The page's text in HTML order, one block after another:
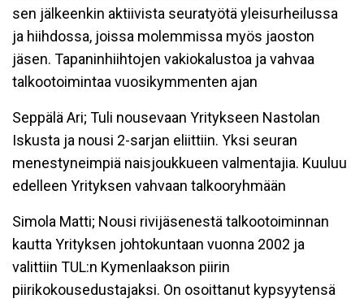
sen jälkeenkin aktiivista seuratyötä yleisurheilussa
ja hiihdossa, joissa molemmissa myös jaoston
jäsen. Tapaninhiihtojen vakiokalustoa ja vahvaa
talkootoimintaa vuosikymmenten ajan
Seppälä Ari; Tuli nousevaan Yritykseen Nastolan
Iskusta ja nousi 2-sarjan eliittiin. Yksi seuran
menestyneimpiä naisjoukkueen valmentajia. Kuuluu
edelleen Yrityksen vahvaan talkooryhmään
Simola Matti; Nousi rivijäsenestä talkootoiminnan
kautta Yrityksen johtokuntaan vuonna 2002 ja
valittiin TUL:n Kymenlaakson piirin
piirikokousedustajaksi. On osoittanut kypsyytensä